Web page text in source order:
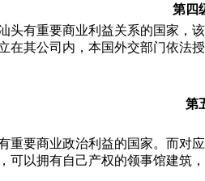
第四
头有重要商业利益关系的国家，
其公司内，本国外交部门依法
第
重要商业政治利益的国家。而对
以拥有自己产权的领事馆建筑，